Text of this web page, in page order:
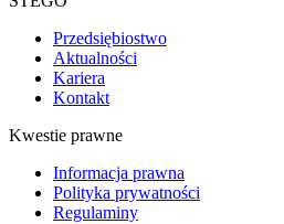
Przedsiębiostwo
Aktualności
Kariera
Kontakt
Kwestie prawne
Informacja prawna
Polityka prywatności
Regulaminy